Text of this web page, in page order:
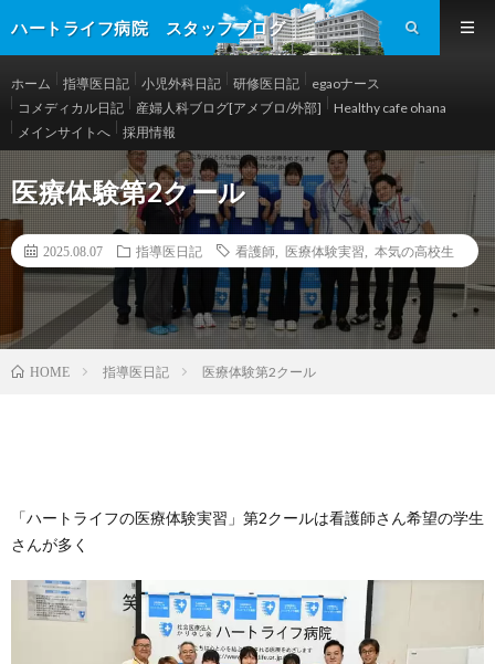
ハートライフ病院 スタッフブログ
ホーム 指導医日記 小児外科日記 研修医日記
egaoナース
コメディカル日記
産婦人科ブログ[アメブロ/外部]
Healthy cafe ohana
メインサイトへ
採用情報
医療体験第2クール
2025.08.07 指導医日記 看護師 医療体験実習 本気の高校生
HOME 指導医日記 医療体験第2クール
「ハートライフの医療体験実習」第2クールは看護師さん希望の学生
さんが多く